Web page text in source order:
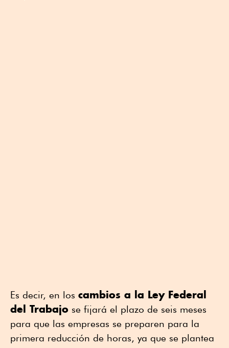
Es decir, en los cambios a la Ley Federal
del Trabajo se fijará el plazo de seis meses
para que las empresas se preparen para la
primera reducción de horas, ya que se plantea